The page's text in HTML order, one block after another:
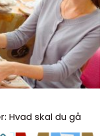
Hvad skal du gå